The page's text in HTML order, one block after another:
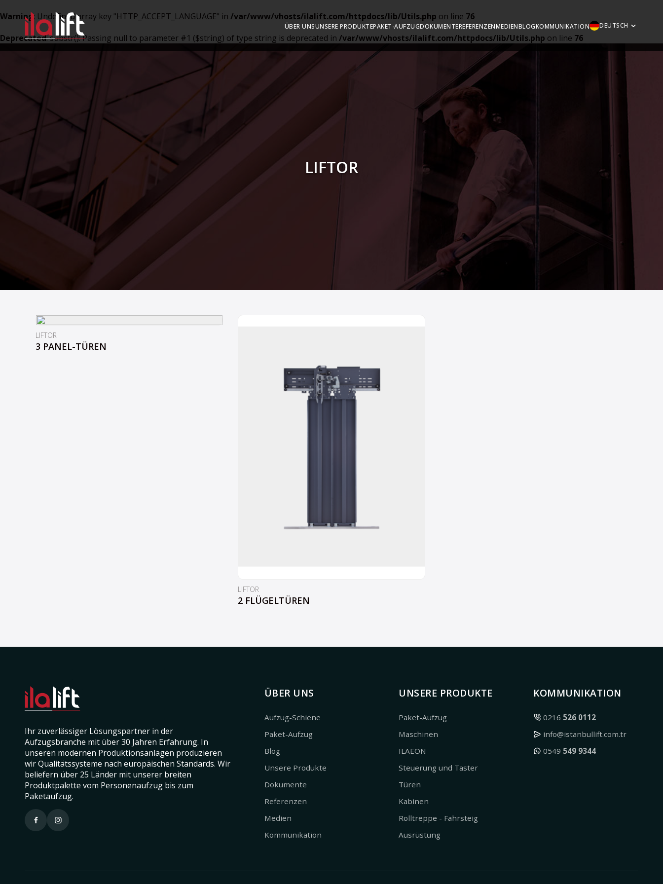
Warning: Undefined array key "HTTP_ACCEPT_LANGUAGE" in /var/www/vhosts/ilalift.com/httpdocs/lib/Utils.php on line 76
Deprecated: substr(): Passing null to parameter #1 ($string) of type string is deprecated in /var/www/vhosts/ilalift.com/httpdocs/lib/Utils.php on line 76
ÜBER UNSUNSERE PRODUKTEPAKET-AUFZUGDOKUMENTEREFERENZENMEDIENBLOGKOMMUNIKATION DEUTSCH
LIFTOR
LIFTOR
3 PANEL-TÜREN
LIFTOR
2 FLÜGELTÜREN
Ihr zuverlässiger Lösungspartner in der
Aufzugsbranche mit über 30 Jahren Erfahrung. In
unseren modernen Produktionsanlagen produzieren
wir Qualitätssysteme nach europäischen Standards. Wir
beliefern über 25 Länder mit unserer breiten
Produktpalette vom Personenaufzug bis zum
Paketaufzug.
ÜBER UNS
Aufzug-Schiene
Paket-Aufzug
Blog
Unsere Produkte
Dokumente
Referenzen
Medien
Kommunikation
UNSERE PRODUKTE
Paket-Aufzug
Maschinen
ILAEON
Steuerung und Taster
Türen
Kabinen
Rolltreppe - Fahrsteig
Ausrüstung
KOMMUNIKATION
0216 526 0112
info@istanbullift.com.tr
0549 549 9344